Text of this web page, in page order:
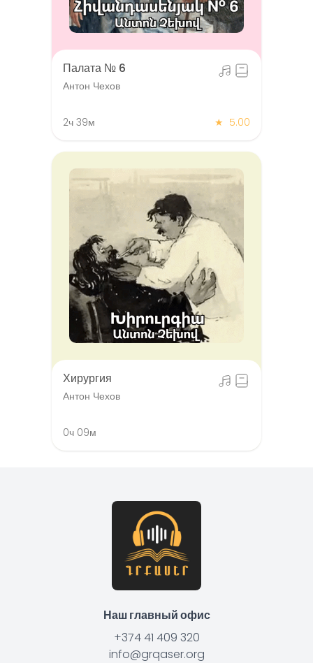
Палата № 6
Антон Чехов
2ч 39м ★ 5.00
Хирургия
Антон Чехов
0ч 09м
Наш главный офис
+374 41 409 320
info@grqaser.org